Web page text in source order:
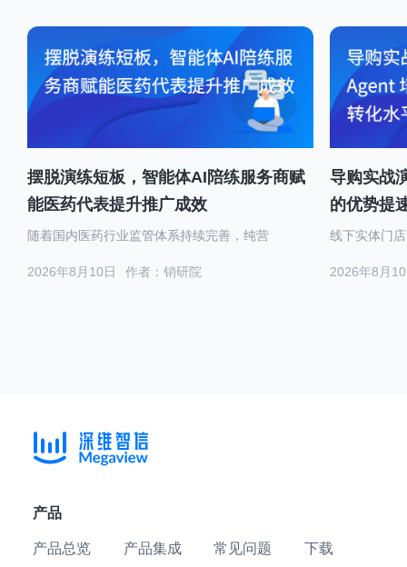
摆脱演练短板，智能体AI陪练服务商赋
能医药代表提升推广成效
作者：销研院
2026年8月10日
随着国内医药行业监管体系持续完善，纯营
导购实战
的优势提
2026年8月
线下实体门
产品
产品总览 产品集成 常见问题 下载